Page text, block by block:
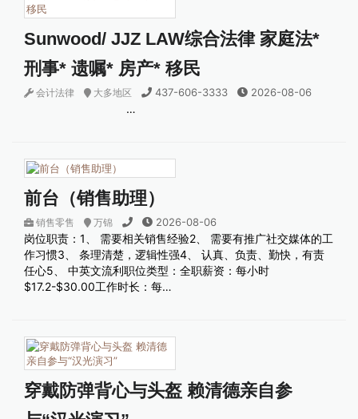
Sunwood/ JJZ LAW综合法律 家庭法*
刑事* 遗嘱* 房产* 移民
会计法律 大多地区 437-606-3333 2026-08-06
…
前台（销售助理）
销售零售 万锦 2026-08-06
岗位职责：1、 需要相关销售经验2、 需要有推广社交媒体的工
作习惯3、 条理清楚，逻辑性强4、 认真、负责、勤快，有责
任心5、 中英文流利职位类型：全职薪资：每小时
$17.2-$30.00工作时长：每…
穿戴防弹背心与头盔 赖清德亲自参